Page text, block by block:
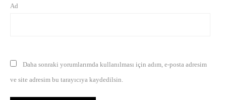
Ad
Daha sonraki yorumlarımda kullanılması için adım, e-posta adresim
ve site adresim bu tarayıcıya kaydedilsin.